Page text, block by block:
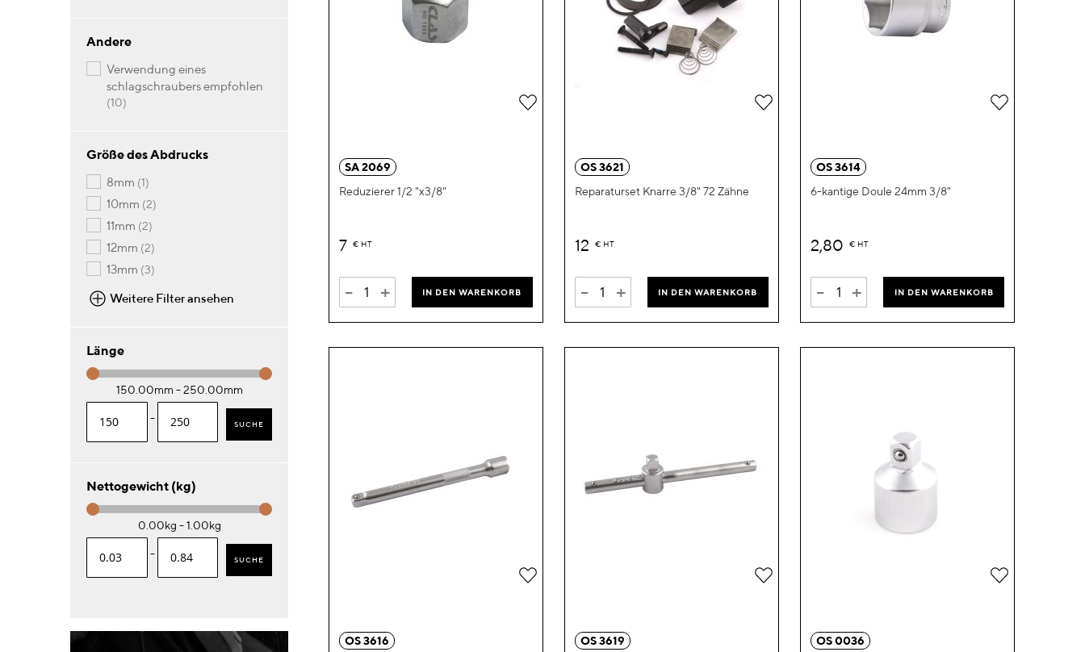
SA 2069
Reduzierer 1/2 "x3/8"
7 € HT
- + IN DEN WARENKORB
Zur
hinzufügen
OS 3621
Reparaturset Knarre 3/8" 72 Zähne
12 € HT
- + IN DEN WARENKORB
Zur
hinzufügen
OS 3614
6-kantige Doule 24mm 3/8"
2,80 € HT
- + IN DEN WARENKORB
Zur
OS 3616
Zur
hinzufügen
OS 3619
Zur
hinzufügen
OS 0036
Zur
Andere
verwendung eines
schlagschraubers empfohlen
10Artikel
Größe des Abdrucks
8mm 1Artikel
10mm 2Artikel
11mm 2Artikel
12mm 2Artikel
13mm 3Artikel
Weitere Filter ansehen
Länge
150.00mm - 250.00mm
- SUCHE
Nettogewicht (kg)
0.00kg - 1.00kg
- SUCHE